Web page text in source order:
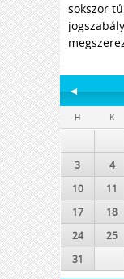
sokszor
◄
H K
3
4
10
11
17
18
24
25
31